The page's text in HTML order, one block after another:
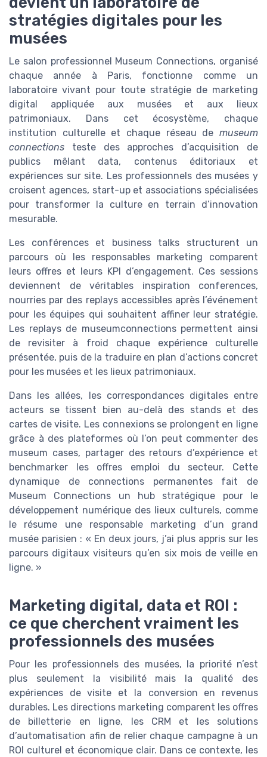
stratégies digitales pour les
musées
Le salon professionnel Museum Connections, organisé
chaque année à Paris, fonctionne comme un
laboratoire vivant pour toute stratégie de marketing
digital appliquée aux musées et aux lieux
patrimoniaux. Dans cet écosystème, chaque
institution culturelle et chaque réseau de museum
connections teste des approches d’acquisition de
publics mêlant data, contenus éditoriaux et
expériences sur site. Les professionnels des musées y
croisent agences, start-up et associations spécialisées
pour transformer la culture en terrain d’innovation
mesurable.
Les conférences et business talks structurent un
parcours où les responsables marketing comparent
leurs offres et leurs KPI d’engagement. Ces sessions
deviennent de véritables inspiration conferences,
nourries par des replays accessibles après l’événement
pour les équipes qui souhaitent affiner leur stratégie.
Les replays de museumconnections permettent ainsi
de revisiter à froid chaque expérience culturelle
présentée, puis de la traduire en plan d’actions concret
pour les musées et les lieux patrimoniaux.
Dans les allées, les correspondances digitales entre
acteurs se tissent bien au-delà des stands et des
cartes de visite. Les connexions se prolongent en ligne
grâce à des plateformes où l’on peut commenter des
museum cases, partager des retours d’expérience et
benchmarker les offres emploi du secteur. Cette
dynamique de connections permanentes fait de
Museum Connections un hub stratégique pour le
développement numérique des lieux culturels, comme
le résume une responsable marketing d’un grand
musée parisien : « En deux jours, j’ai plus appris sur les
parcours digitaux visiteurs qu’en six mois de veille en
ligne. »
Marketing digital, data et ROI :
ce que cherchent vraiment les
professionnels des musées
Pour les professionnels des musées, la priorité n’est
plus seulement la visibilité mais la qualité des
expériences de visite et la conversion en revenus
durables. Les directions marketing comparent les offres
de billetterie en ligne, les CRM et les solutions
d’automatisation afin de relier chaque campagne à un
ROI culturel et économique clair. Dans ce contexte, les